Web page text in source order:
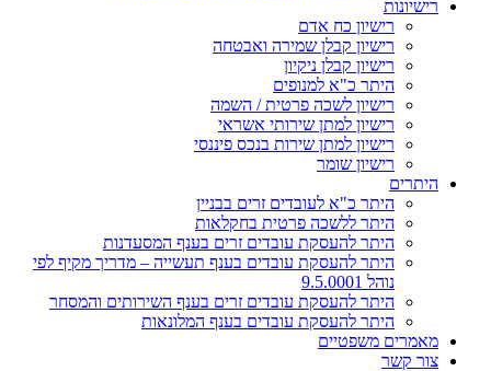
רישיונות
רישיון כח אדם
רישיון קבלן שמירה ואבטחה
רישיון קבלן ניקיון
היתר כ"א למנופים
רישיון לשכה פרטית / השמה
רישיון למתן שירותי אשראי
רישיון למתן שירות בנכס פיננסי
רישיון שומר
היתרים
היתר כ"א לעובדים זרים בבניין
היתר ללשכה פרטית בחקלאות
היתר להעסקת עובדים זרים בענף המסעדנות
היתר להעסקת עובדים בענף תעשייה – מדריך מקיף לפי
נוהל 9.5.0001
היתר להעסקת עובדים זרים בענף השירותים והמסחר
היתר להעסקת עובדים בענף המלונאות
מאמרים משפטיים
צור קשר